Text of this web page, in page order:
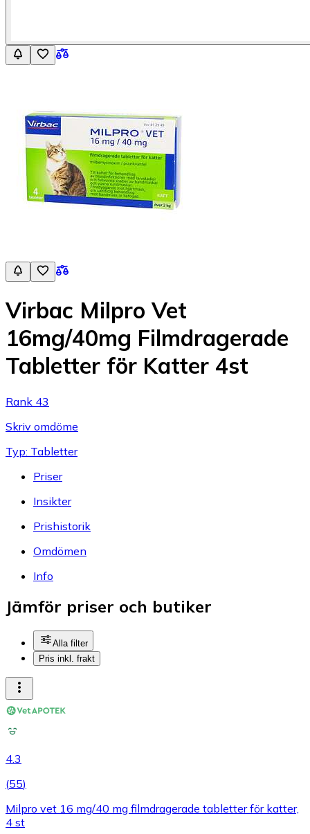
Virbac Milpro Vet
16mg/40mg Filmdragerade
Tabletter för Katter 4st
Rank 43
Skriv omdöme
Typ: Tabletter
Priser
Insikter
Prishistorik
Omdömen
Info
Jämför priser och butiker
Alla filter
Pris inkl. frakt
4.3
(55)
Milpro vet 16 mg/40 mg filmdragerade tabletter för katter,
4 st